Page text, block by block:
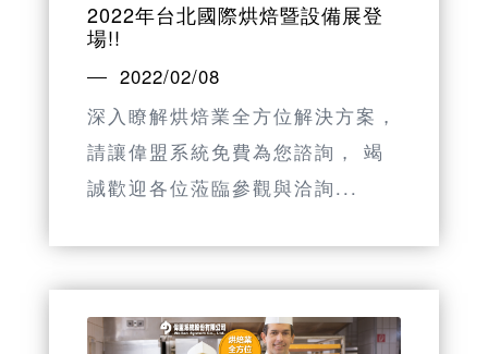
2022年台北國際烘焙暨設備展登
場!!
2022/02/08
深入瞭解烘焙業全方位解決方案，
請讓偉盟系統免費為您諮詢， 竭
誠歡迎各位蒞臨參觀與洽詢...